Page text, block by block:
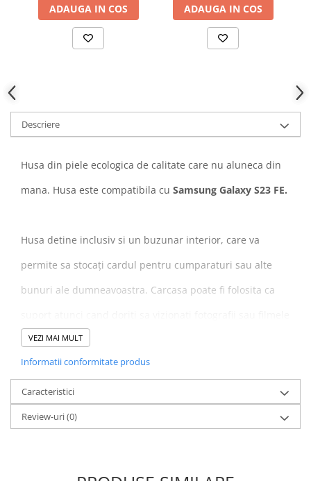
ADAUGA IN COS ADAUGA IN COS
Descriere
Husa din piele ecologica de calitate care nu aluneca din
mana. Husa este compatibila cu Samsung Galaxy S23 FE.
Husa detine inclusiv si un buzunar interior, care va
permite sa stocați cardul pentru cumparaturi sau alte
bunuri ale dumneavoastra. Carcasa poate fi folosita ca
dumneavoastra preferate.
Husa este compatibila cu Samsung Galaxy S23 FE si
nu
se potriveste pentru alt model de telefon.
VEZI MAI MULT
Informatii conformitate produs
Caracteristici
Review-uri(0)